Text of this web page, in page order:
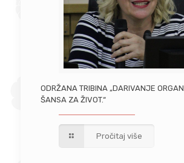
ODRŽANA TRIBINA „DARIVANJE
ŠANSA ZA ŽIVOT.“
Pročitaj više